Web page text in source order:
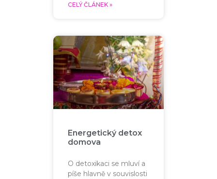
CELÝ ČLÁNEK »
Energetický detox
domova
O detoxikaci se mluví a
píše hlavně v souvislosti